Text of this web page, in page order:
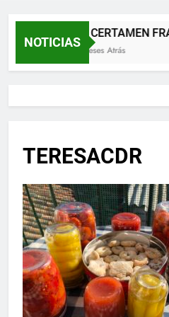
NOTICIAS
XII CERTAMEN
2 Meses Atrás
TERESACDR